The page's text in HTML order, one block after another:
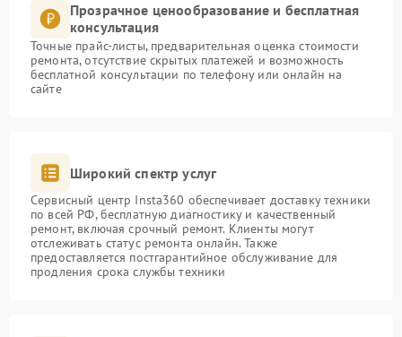
Прозрачное ценообразование и бесплатная
консультация
Точные прайс-листы, предварительная оценка стоимости
ремонта, отсутствие скрытых платежей и возможность
бесплатной консультации по телефону или онлайн на
сайте
Широкий спектр услуг
Сервисный центр Insta360 обеспечивает доставку техники
по всей РФ, бесплатную диагностику и качественный
ремонт, включая срочный ремонт. Клиенты могут
отслеживать статус ремонта онлайн. Также
предоставляется постгарантийное обслуживание для
продления срока службы техники